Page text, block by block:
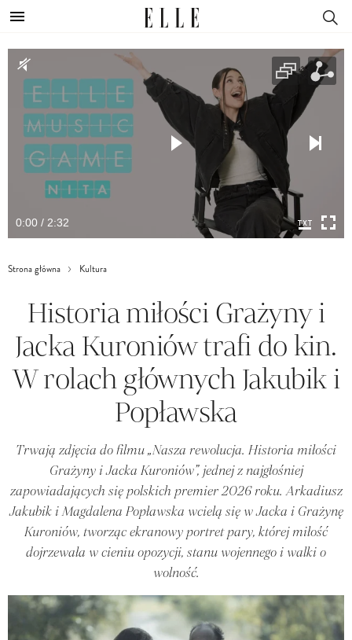
0:00 / 2:32
Strona główna Kultura
Historia miłości Grażyny i
Jacka Kuroniów trafi do kin.
W rolach głównych Jakubik i
Popławska
Trwają zdjęcia do filmu „Nasza rewolucja. Historia miłości
Grażyny i Jacka Kuroniów”, jednej z najgłośniej
zapowiadających się polskich premier 2026 roku. Arkadiusz
Jakubik i Magdalena Popławska wcielą się w Jacka i Grażynę
Kuroniów, tworząc ekranowy portret pary, której miłość
dojrzewała w cieniu opozycji, stanu wojennego i walki o
wolność.